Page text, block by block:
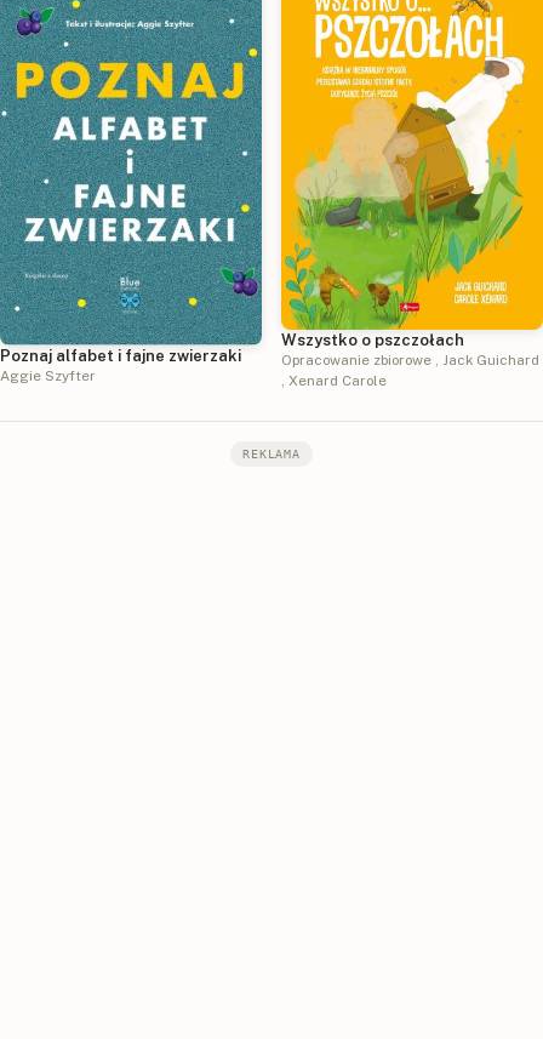
Poznaj alfabet i fajne zwierzaki
Aggie Szyfter
Wszystko o pszczołach
Opracowanie zbiorowe , Jack Guichard
, Xenard Carole
REKLAMA